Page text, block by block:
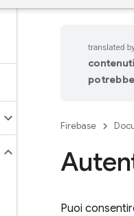
Firebase
Puoi